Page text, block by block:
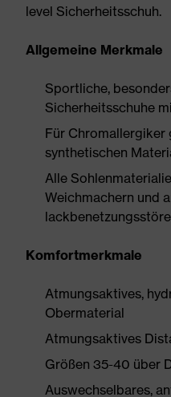
level Sicherheitsschuh.
Allgemeine Merkmale
Sportliche,
Sicherheitsschuhe
Für Chromallergiker
synthetischen
Alle
Weichmachern und
Komfortmerkmale
Atmungsaktives,
Obermaterial
Atmungsaktives
Größen 35-40 über
Auswechselbares,